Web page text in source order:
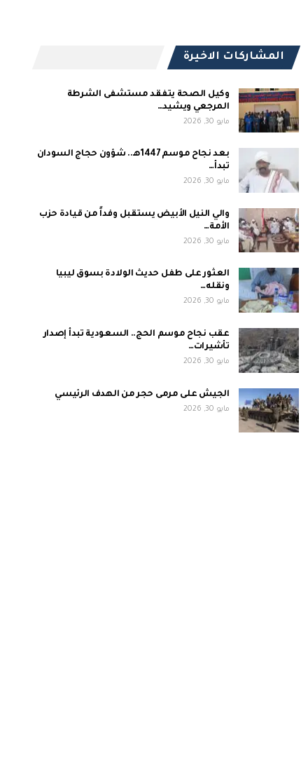
المشاركات الاخيرة
وكيل الصحة يتفقد مستشفى الشرطة
المرجعي ويشيد…
مايو 30, 2026
بعد نجاح موسم 1447هـ.. شؤون حجاج السودان
تبدأ…
مايو 30, 2026
والي النيل الأبيض يستقبل وفداً من قيادة حزب
الأمة…
مايو 30, 2026
العثور على طفل حديث الولادة بسوق ليبيا
ونقله…
مايو 30, 2026
عقب نجاح موسم الحج.. السعودية تبدأ إصدار
تأشيرات…
مايو 30, 2026
الجيش على مرمى حجر من الهدف الرئيسي
مايو 30, 2026